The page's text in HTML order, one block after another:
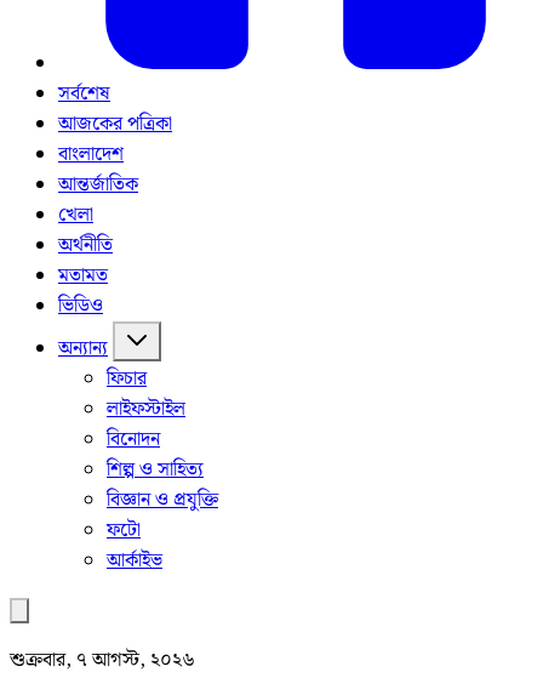
সর্বশেষ
আজকের পত্রিকা
বাংলাদেশ
আন্তর্জাতিক
খেলা
অর্থনীতি
মতামত
ভিডিও
অন্যান্য
ফিচার
লাইফস্টাইল
বিনোদন
শিল্প ও সাহিত্য
বিজ্ঞান ও প্রযুক্তি
ফটো
আর্কাইভ
শুক্রবার, ৭ আগস্ট, ২০২৬